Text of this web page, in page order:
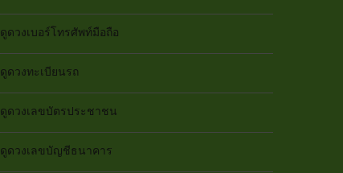
ดูดวงเบอร์โทรศัพท์มือถือ
ดูดวงทะเบียนรถ
ดูดวงเลขบัตรประชาชน
ดูดวงเลขบัญชีธนาคาร